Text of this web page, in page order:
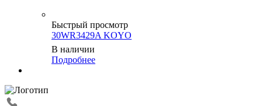
Быстрый просмотр
30WR3429A KOYO
В наличии
Подробнее